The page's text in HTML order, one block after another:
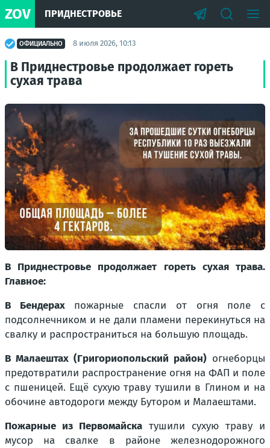
ZOV ПРИДНЕСТРОВЬЕ
ОФИЦИАЛЬНО 8 июля 2026, 10:13
В Приднестровье продолжает гореть
сухая трава
В Приднестровье продолжает гореть сухая трава.
Главное:
В Бендерахпожарные спасли от огня поле с
подсолнечником и не дали пламени перекинуться на
свалку и распространиться на большую площадь.
В Малаештах (Григориопольский район) огнеборцы
предотвратили распространение огня на ФАП и поле
с пшеницей. Ещё сухую траву тушили в Глином и на
обочине автодороги между Бутором и Малаештами.
Пожарные из Первомайска тушили сухую траву и
мусор на свалке в районе железнодорожного